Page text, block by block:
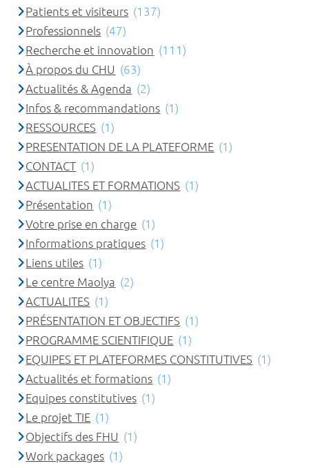
Patients et visiteurs (137)
Professionnels (47)
Recherche et innovation (111)
À propos du CHU (63)
Actualités & Agenda (2)
Infos & recommandations (1)
RESSOURCES (1)
PRESENTATION DE LA PLATEFORME (1)
CONTACT (1)
ACTUALITES ET FORMATIONS (1)
Présentation (1)
Votre prise en charge (1)
Informations pratiques (1)
Liens utiles (1)
Le centre Maolya (2)
ACTUALITES (1)
PRÉSENTATION ET OBJECTIFS (1)
PROGRAMME SCIENTIFIQUE (1)
EQUIPES ET PLATEFORMES CONSTITUTIVES (1)
Actualités et formations (1)
Equipes constitutives (1)
Le projet TIE (1)
Objectifs des FHU (1)
Work packages (1)